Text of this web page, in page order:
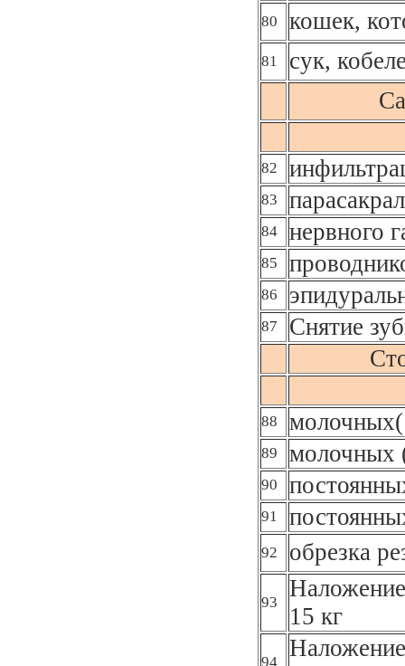
80 кошек,
81
сук,
82
83
84 нервного
85
86
87
Снятие
88
89 молочных
90
91
92 обрезка
93
15 кг
94